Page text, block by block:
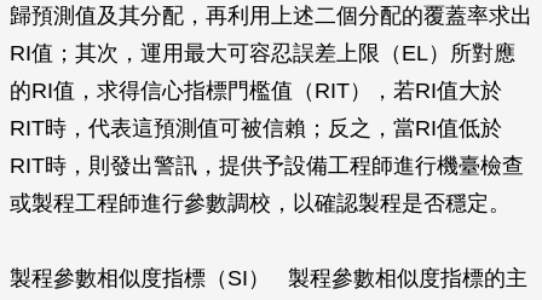
歸預測值及其分配，再利用上述二個分配的覆蓋率求出
RI值；其次，運用最大可容忍誤差上限（EL）所對應
的RI值，求得信心指標門檻值（RIT），若RI值大於
RIT時，代表這預測值可被信賴；反之，當RI值低於
RIT時，則發出警訊，提供予設備工程師進行機臺檢查
或製程工程師進行參數調校，以確認製程是否穩定。
製程參數相似度指標（SI） 製程參數相似度指標的主